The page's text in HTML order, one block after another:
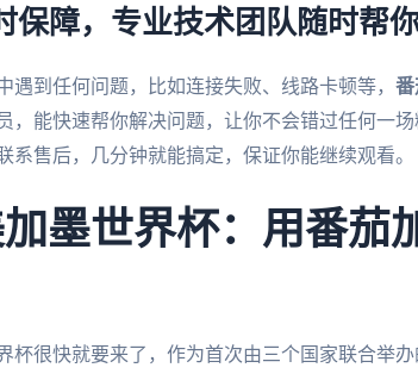
保障，专业技术团队随时帮
遇到任何问题，比如连接失败、线路卡顿等， 番
，能快速帮你解决问题，让你不会错过任何一
系售后，几分钟就能搞定，保证你能继续观看。
墨世界杯：用番茄
杯很快就要来了，作为首次由三个国家联合举